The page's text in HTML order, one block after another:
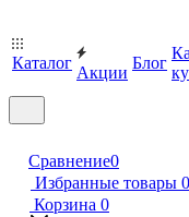
Каталог
Акции
Блог
Сравнение0
Избранные товары 0
Корзина 0